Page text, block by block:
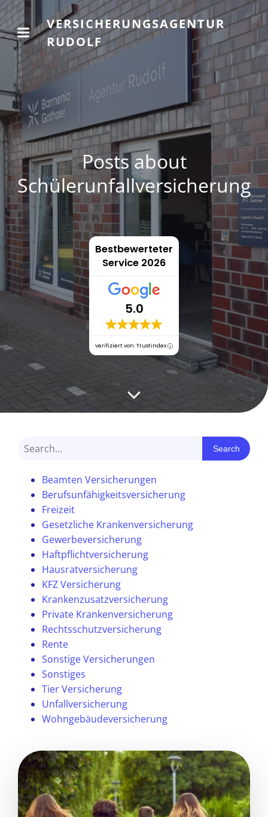
VERSICHERUNGSAGENTUR
RUDOLF
Posts about
Schülerunfallversicherung
Bestbewerteter
Service 2026
5.0
verifiziert von: Trustindex
Search
Beamten Versicherungen
Berufsunfähigkeitsversicherung
Freizeit
Gesetzliche Krankenversicherung
Gewerbeversicherung
Haftpflichtversicherung
Hausratversicherung
KFZ Versicherung
Krankenzusatzversicherung
Private Krankenversicherung
Rechtsschutzversicherung
Rente
Sonstige Versicherungen
Sonstiges
Tier Versicherung
Unfallversicherung
Wohngebäudeversicherung